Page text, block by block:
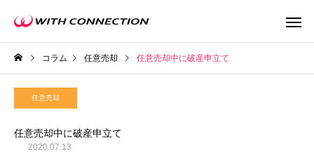
コラム 任意売却 任意売却中に破産申立て
任意売却
任意売却中に破産申立て
2020.07.13